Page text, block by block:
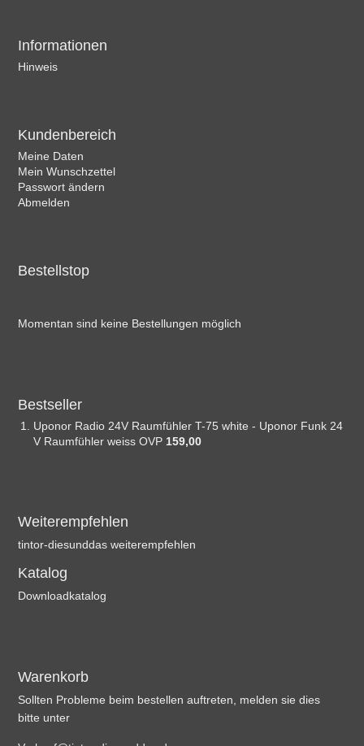
Informationen
Hinweis
Kundenbereich
Meine Daten
Mein Wunschzettel
Passwort ändern
Abmelden
Bestellstop
Momentan sind keine Bestellungen möglich
Bestseller
Uponor Radio 24V Raumfühler T-75 white - Uponor Funk 24
V Raumfühler weiss OVP 159,00 
Weiterempfehlen
tintor-diesunddas weiterempfehlen
Katalog
Downloadkatalog
Warenkorb
Sollten Probleme beim bestellen auftreten, melden sie dies
bitte unter